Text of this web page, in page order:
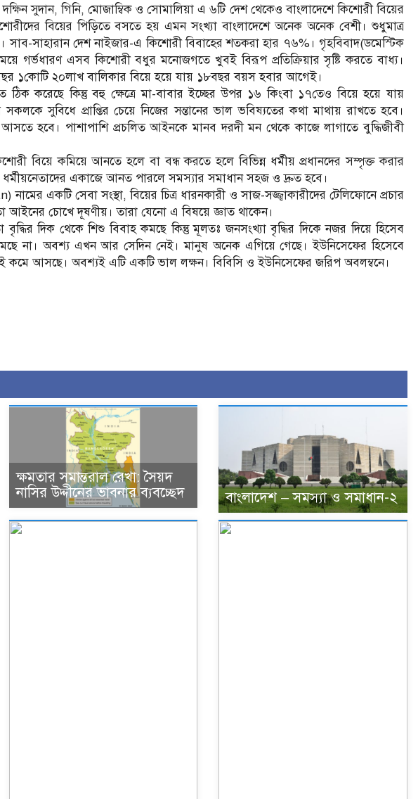
সুদান, গিনি, মোজাম্বিক ও সোমালিয়া এ ৬টি দেশ থেকেও বাংলাদেশে কিশোরী বিয়ের
বিয়ের পিড়িতে বসতে হয় এমন সংখ্যা বাংলাদেশে অনেক অনেক বেশী। শুধুমাত্র
সাহারান দেশ নাইজার-এ কিশোরী বিবাহের শতকরা হার ৭৬%। গৃহবিবাদ(ডমেস্টিক
গর্ভধারণ এসব কিশোরী বধুর মনোজগতে খুবই বিরূপ প্রতিক্রিয়ার সৃষ্টি করতে বাধ্য।
বছর ১কোটি ২০লাখ বালিকার বিয়ে হয়ে যায় ১৮বছর বয়স হবার আগেই।
করেছে কিন্তু বহু ক্ষেত্রে মা-বাবার ইচ্ছের উপর ১৬ কিংবা ১৭তেও বিয়ে হয়ে যায়
সুবিধে প্রাপ্তির চেয়ে নিজের সন্তানের ভাল ভবিষ্যতের কথা মাথায় রাখতে হবে।
আসতে হবে। পাশাপাশি প্রচলিত আইনকে মানব দরদী মন থেকে কাজে লাগাতে বুদ্ধিজীবী
বিয়ে কমিয়ে আনতে হলে বা বন্ধ করতে হলে বিভিন্ন ধর্মীয় প্রধানদের সম্পৃক্ত করার
একাজে আনত পারলে সমস্যার সমাধান সহজ ও দ্রুত হবে।
একটি সেবা সংস্থা, বিয়ের চিত্র ধারনকারী ও সাজ-সজ্জ্বাকারীদের টেলিফোনে প্রচার
আইনের চোখে দূষণীয়। তারা যেনো এ বিষয়ে জ্ঞাত থাকেন।
দিক থেকে শিশু বিবাহ কমছে কিন্তু মূলতঃ জনসংখ্যা বৃদ্ধির দিকে নজর দিয়ে হিসেব
না। অবশ্য এখন আর সেদিন নেই। মানুষ অনেক এগিয়ে গেছে। ইউনিসেফের হিসেবে
কমে আসছে। অবশ্যই এটি একটি ভাল লক্ষন। বিবিসি ও ইউনিসেফের জরিপ অবলম্বনে।
ক্ষমতার সমান্তরাল রেখা: সৈয়দ
নাসির উদ্দীনের ভাবনার ব্যবচ্ছেদ
বাংলাদেশ – সমস্যা ও সমাধান-২